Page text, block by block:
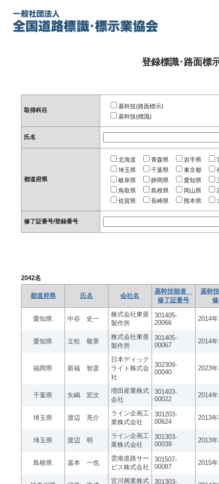
登録標識･路面標
取得科目
基幹技(路面標示)
基幹技(標識)
氏名
都道府県
北海道 青森県 岩手県
埼玉県
千葉県 東京都
岐阜県
静岡県 愛知県
鳥取県
島根県 岡山県
佐賀県
長崎県 熊本県
修了証番号/登録番号
2042名
都道府県 氏名 会社名
基幹技能者
修了証番号
基幹
愛知県 中谷 史一
株式会社東亜
製作所
301405-
20066
2014
愛知県 立松 敬章
株式会社東亜
製作所
301405-
00067
2014
福岡県 新福 智彦
日本ディック
ライト株式会
社
302309-
00040
2023
千葉県 矢嶋 宏次
増田産業株式
会社
301403-
00022
2014
埼玉県 渡辺 亮介
ライン企画工
業株式会社
301203-
00624
2013
埼玉県 渡辺 明
ライン企画工
業株式会社
301303-
00039
2013
島根県 嘉本 一也
雲南道路サー
ビス株式会社
301507-
00087
2015
宮川興業株式
301303-